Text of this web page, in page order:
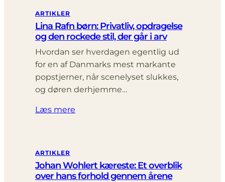
ARTIKLER
Lina Rafn børn: Privatliv, opdragelse
og den rockede stil, der går i arv
Hvordan ser hverdagen egentlig ud
for en af Danmarks mest markante
popstjerner, når scenelyset slukkes,
og døren derhjemme…
Læs mere
ARTIKLER
Johan Wohlert kæreste: Et overblik
over hans forhold gennem årene